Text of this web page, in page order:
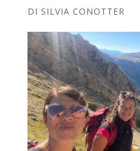
DI SILVIA CONOTTER